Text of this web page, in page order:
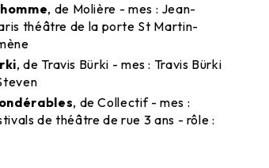
, de Molière - mes : Jean-
théâtre de la porte St Martin-
, de Travis Bürki - mes : Travis Bürki
, de Collectif - mes :
de théâtre de rue 3 ans - rôle :